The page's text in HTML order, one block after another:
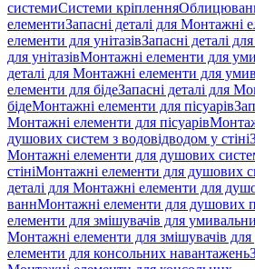
системиСистеми кріплення
елементиЗапасні деталі для Монтажні
елементи для унітазівЗапасні деталі
для унітазівМонтажні елементи для
деталі для Монтажні елементи для
елементи для бідеЗапасні деталі для
бідеМонтажні елементи для пісуарів
Монтажні елементи для пісуарів
душових систем з водовідводом у стіні
Монтажні елементи для душових
стініМонтажні елементи для душових
деталі для Монтажні елементи для
ваннМонтажні елементи для душових
елементи для змішувачів для
Монтажні елементи для змішувачів
елементи для консольних навантажень